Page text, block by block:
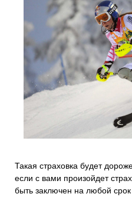
Такая страховка будет
если с вами произойдет
быть заключен на любой